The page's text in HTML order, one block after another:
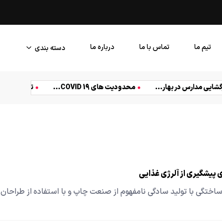
تیم ما تماس با ما درباره ما دسته بندی
بازگشایی مدارس در بهار... محدودیت های COVID 19... سیاست شجاع غذا فنی
پیشگیری از آلرژی غذایی
با تولید سادگی نامفهوم از صنعت چاپ و با استفاده از